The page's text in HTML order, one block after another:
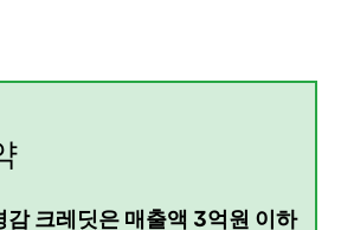
감 크레딧은 매출액 3억원 이하